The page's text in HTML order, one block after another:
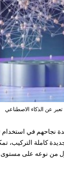
عن الذكاء الاصطناعي
نجاحهم في استخدام
كاملة التركيب،
من نوعه على مستوى